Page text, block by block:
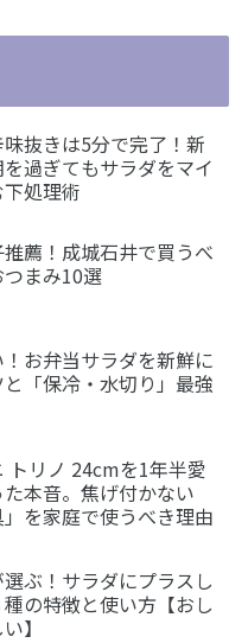
抜きは5分で完了！新
過ぎてもサラダをマイ
処理術
薦！成城石井で買うべ
まみ10選
お弁当サラダを新鮮に
「保冷・水切り」最強
トリノ 24cmを1年半愛
本音。焦げ付かない
」を家庭で使うべき理由
ぶ！サラダにプラスし
の特徴と使い方【おし
】